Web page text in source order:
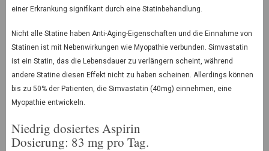
einer Erkrankung signifikant durch eine Statinbehandlung.
Nicht alle Statine haben Anti-Aging-Eigenschaften und die Einnahme von
Statinen ist mit Nebenwirkungen wie Myopathie verbunden. Simvastatin
ist ein Statin, das die Lebensdauer zu verlängern scheint, während
andere Statine diesen Effekt nicht zu haben scheinen. Allerdings können
bis zu 50% der Patienten, die Simvastatin (40mg) einnehmen, eine
Myopathie entwickeln.
Niedrig dosiertes Aspirin
Dosierung: 83 mg pro Tag.